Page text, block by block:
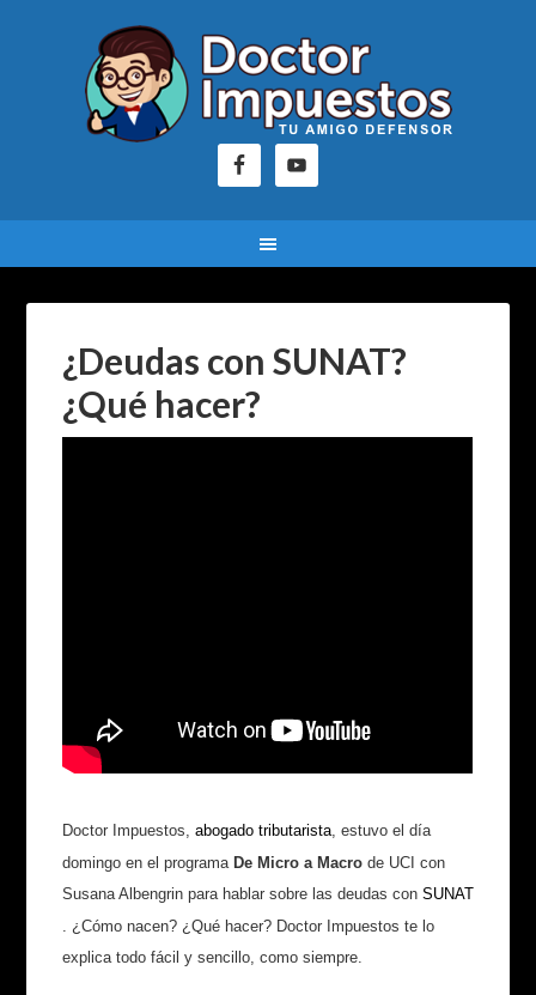
¿Deudas con SUNAT?
¿Qué hacer?
Doctor Impuestos,abogado ​tributarista​, estuvo el día
domingo en el programa De Micro a Macro de UCI con
Susana Albengrin para hablar sobre las deudas conSUNAT​
. ¿Cómo nacen? ¿Qué hacer? Doctor Impuestos te lo
explica todo fácil y sencillo, como siempre.